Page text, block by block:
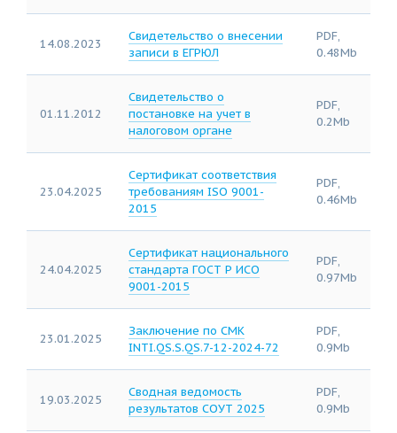
14.08.2023
Свидетельство о внесении
записи в ЕГРЮЛ
PDF,
0.48Mb
01.11.2012
Свидетельство о
постановке на учет в
налоговом органе
PDF,
0.2Mb
23.04.2025
Сертификат соответствия
требованиям ISO 9001-
2015
PDF,
0.46Mb
24.04.2025
Сертификат национального
стандарта ГОСТ Р ИСО
9001-2015
PDF,
0.97Mb
23.01.2025
Заключение по СМК
INTI.QS.S.QS.7-12-2024-72
PDF,
0.9Mb
19.03.2025
Сводная ведомость
результатов СОУТ 2025
PDF,
0.9Mb